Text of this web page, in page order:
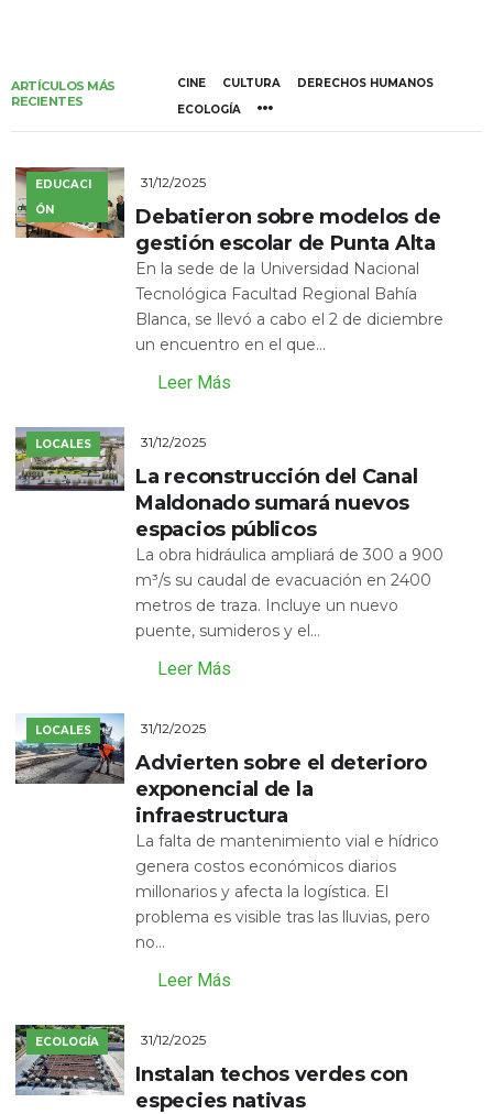
ARTÍCULOS MÁS
RECIENTES
CINE CULTURA
DERECHOS HUMANOS
ECOLOGÍA
EDUCACI
ÓN
31/12/2025
Debatieron sobre modelos de
gestión escolar de Punta Alta
En la sede de la Universidad Nacional
Tecnológica Facultad Regional Bahía
Blanca, se llevó a cabo el 2 de diciembre
un encuentro en el que...
Leer Más
LOCALES 31/12/2025
La reconstrucción del Canal
Maldonado sumará nuevos
espacios públicos
La obra hidráulica ampliará de 300 a 900
m³/s su caudal de evacuación en 2400
metros de traza. Incluye un nuevo
puente, sumideros y el...
Leer Más
LOCALES 31/12/2025
Advierten sobre el deterioro
exponencial de la
infraestructura
La falta de mantenimiento vial e hídrico
genera costos económicos diarios
millonarios y afecta la logística. El
problema es visible tras las lluvias, pero
no...
Leer Más
ECOLOGÍA 31/12/2025
Instalan techos verdes con
especies nativas